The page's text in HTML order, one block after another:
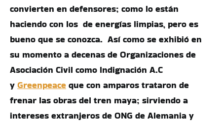
convierten en defensores; como lo están
haciendo con los de energías limpias, pero es
bueno que se conozca. Así como se exhibió en
su momento a decenas de Organizaciones de
Asociación Civil como Indignación A.C
y Greenpeace que con amparos trataron de
frenar las obras del tren maya; sirviendo a
intereses extranjeros de ONG de Alemania y